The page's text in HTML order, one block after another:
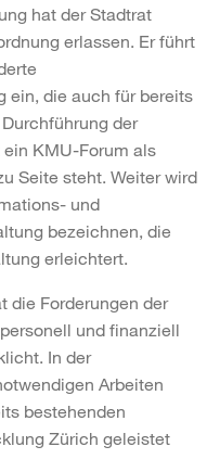
hat der Stadtrat
erlassen. Er führt
ein, die auch für bereits
der
KMU-Forum als
Seite steht. Weiter wird
und
bezeichnen, die
erleichtert.
die Forderungen der
und finanziell
In der
Arbeiten
bestehenden
Zürich geleistet